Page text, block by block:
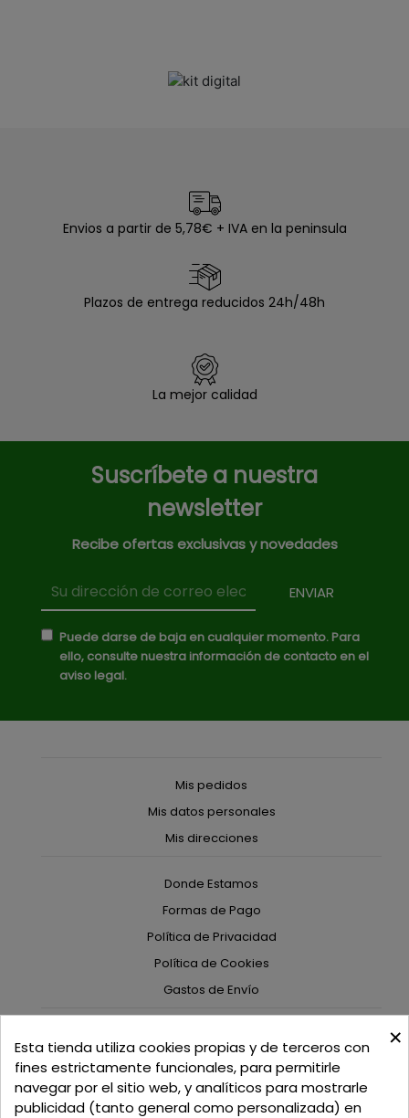
Envios a partir de 5,78€ + IVA en la peninsula
Plazos de entrega reducidos 24h/48h
La mejor calidad
Suscríbete a nuestra
newsletter
Recibe ofertas exclusivas y novedades
Puede darse de baja en cualquier momento. Para
ello, consulte nuestra información de contacto en el
aviso legal.
Mis pedidos
Mis datos personales
Mis direcciones
Donde Estamos
Formas de Pago
Política de Privacidad
Política de Cookies
Gastos de Envío
C/ Delgadillo Nº 7 - Local 1 - 45600
Talavera de la Reina - Toledo - (España)
Llamadnos:+34 925 82 02 19 o625 654 791
×
Esta tienda utiliza cookies propias y de terceros con
fines estrictamente funcionales, para permitirle
navegar por el sitio web, y analíticos para mostrarle
publicidad (tanto general como personalizada) en